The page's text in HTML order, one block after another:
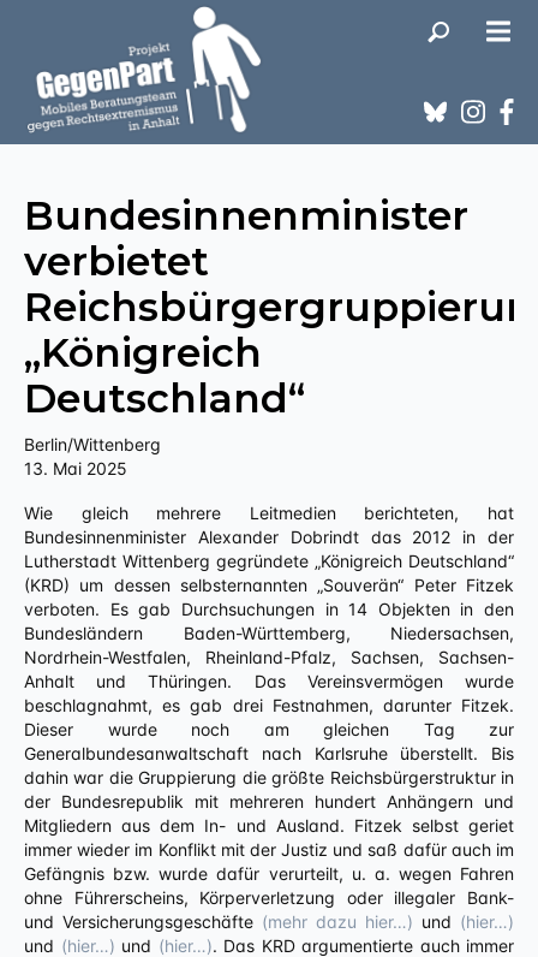
Bundesinnenminister
verbietet
„Königreich
Deutschland“
Berlin/Wittenberg
13. Mai 2025
Wie gleich mehrere Leitmedien berichteten, hat
Bundesinnenminister Alexander Dobrindt das 2012 in der
Lutherstadt Wittenberg gegründete „Königreich Deutschland“
(KRD) um dessen selbsternannten „Souverän“ Peter Fitzek
verboten. Es gab Durchsuchungen in 14 Objekten in den
Bundesländern Baden-Württemberg, Niedersachsen,
Nordrhein-Westfalen, Rheinland-Pfalz, Sachsen, Sachsen-
Anhalt und Thüringen. Das Vereinsvermögen wurde
beschlagnahmt, es gab drei Festnahmen, darunter Fitzek.
Dieser wurde noch am gleichen Tag zur
Generalbundesanwaltschaft nach Karlsruhe überstellt. Bis
dahin war die Gruppierung die größte Reichsbürgerstruktur in
der Bundesrepublik mit mehreren hundert Anhängern und
Mitgliedern aus dem In- und Ausland. Fitzek selbst geriet
immer wieder im Konflikt mit der Justiz und saß dafür auch im
Gefängnis bzw. wurde dafür verurteilt, u. a. wegen Fahren
ohne Führerscheins, Körperverletzung oder illegaler Bank-
und Versicherungsgeschäfte (mehr dazu hier…) und (hier…)
und (hier…) und (hier…). Das KRD argumentierte auch immer